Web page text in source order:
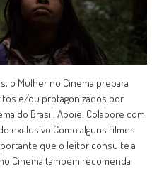
o Mulher no Cinema prepara
e/ou protagonizados por
do Brasil. Apoie: Colabore com
exclusivo Como alguns filmes
que o leitor consulte a
Cinema também recomenda